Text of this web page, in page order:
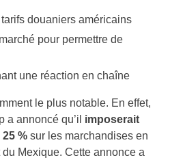
douaniers américains
pour permettre de
une réaction en chaîne
le plus notable. En effet,
a annoncé qu’il imposerait
% sur les marchandises en
Mexique. Cette annonce a